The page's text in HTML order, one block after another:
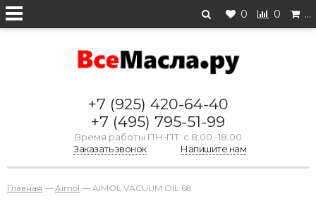
0 0 …
+7 (925) 420-64-40
+7 (495) 795-51-99
Время работы ПН-ПТ: с 8:00 -18:00
Заказать звонок
Напишите нам
Главная — Aimol — AIMOL VACUUM OIL 68